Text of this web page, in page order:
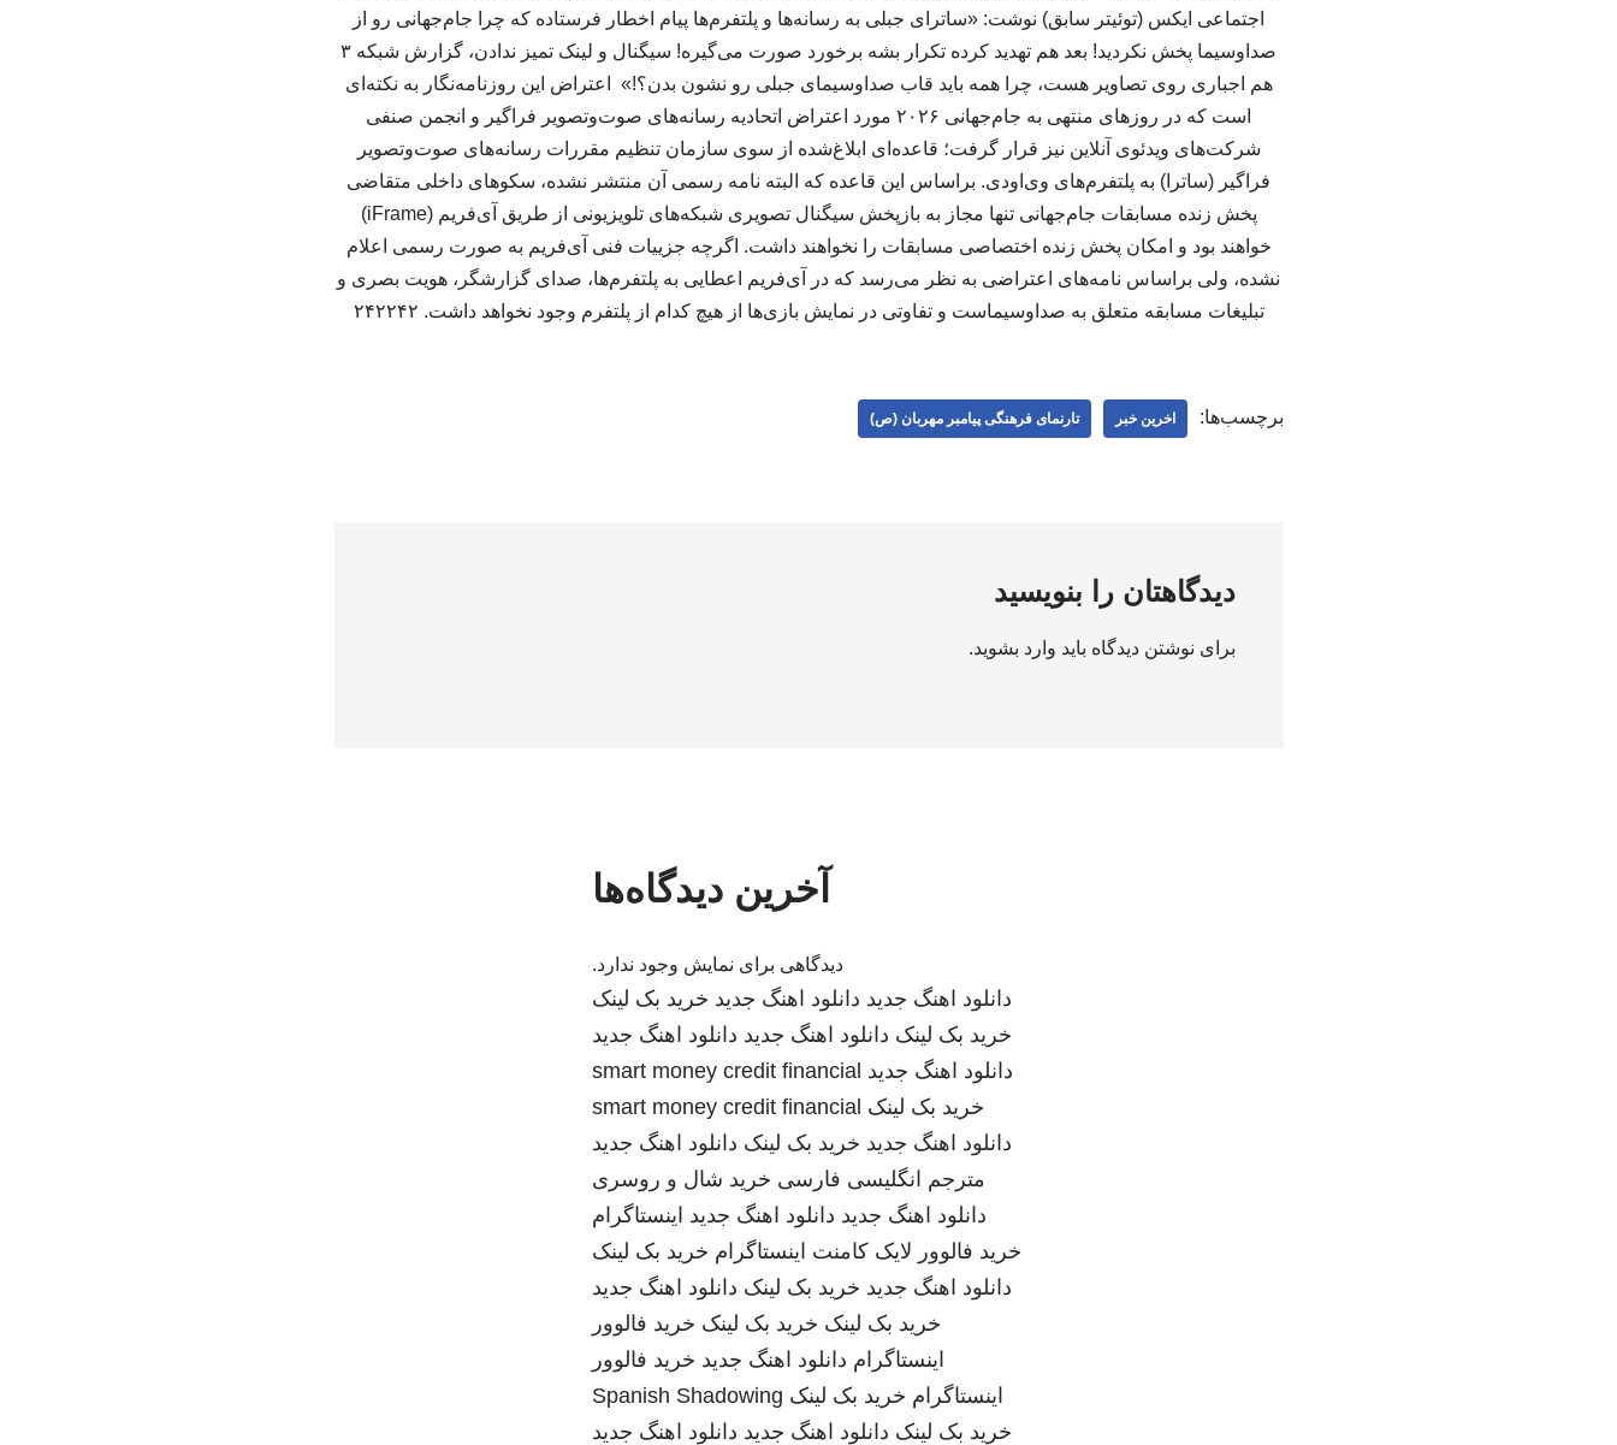
اجتماعی ایکس (توئیتر سابق) نوشت: «ساترای جبلی به رسانه‌ها و پلتفرم‌ها پیام اخطار فرستاده که چرا جام‌جهانی رو از
صداوسیما پخش نکردید! بعد هم تهدید کرده تکرار بشه برخورد صورت می‌گیره! سیگنال و لینک تمیز ندادن، گزارش شبکه ۳
هم اجباری روی تصاویر هست، چرا همه باید قاب صداوسیمای جبلی رو نشون بدن؟!» اعتراض این روزنامه‌نگار به نکته‌ای
است که در روزهای منتهی به جام‌جهانی ۲۰۲۶ مورد اعتراض اتحادیه رسانه‌های صوت‌وتصویر فراگیر و انجمن صنفی
شرکت‌های ویدئوی آنلاین نیز قرار گرفت؛ قاعده‌ای ابلاغ‌شده از سوی سازمان تنظیم مقررات رسانه‌های صوت‌وتصویر
فراگیر (ساترا) به پلتفرم‌های وی‌اودی. براساس این قاعده که البته نامه رسمی آن منتشر نشده، سکوهای داخلی متقاضی
پخش زنده مسابقات جام‌جهانی تنها مجاز به بازپخش سیگنال تصویری شبکه‌های تلویزیونی از طریق آی‌فریم (iFrame)
خواهند بود و امکان پخش زنده اختصاصی مسابقات را نخواهند داشت. اگرچه جزییات فنی آی‌فریم به صورت رسمی اعلام
نشده، ولی براساس نامه‌های اعتراضی به نظر می‌رسد که در آی‌فریم اعطایی به پلتفرم‌ها، صدای گزارشگر، هویت بصری و
تبلیغات مسابقه متعلق به صداوسیماست و تفاوتی در نمایش بازی‌ها از هیچ کدام از پلتفرم وجود نخواهد داشت. ۲۴۲۲۴۲
برچسب‌ها: اخرین خبر تارنمای فرهنگی پیامبر مهربان (ص)
دیدگاهتان را بنویسید
برای نوشتن دیدگاه باید وارد بشوید.
آخرین دیدگاه‌ها
دیدگاهی برای نمایش وجود ندارد.
دانلود اهنگ جدید دانلود اهنگ جدید خرید بک لینک
خرید بک لینک دانلود اهنگ جدید دانلود اهنگ جدید
دانلود اهنگ جدید smart money credit financial
خرید بک لینک smart money credit financial
دانلود اهنگ جدید خرید بک لینک دانلود اهنگ جدید
مترجم انگلیسی فارسی خرید شال و روسری
دانلود اهنگ جدید دانلود اهنگ جدید اینستاگرام
خرید فالوور لایک کامنت اینستاگرام خرید بک لینک
دانلود اهنگ جدید خرید بک لینک دانلود اهنگ جدید
خرید بک لینک خرید بک لینک خرید فالوور
اینستاگرام دانلود اهنگ جدید خرید فالوور
اینستاگرام خرید بک لینک Spanish Shadowing
خرید بک لینک دانلود اهنگ جدید دانلود اهنگ جدید